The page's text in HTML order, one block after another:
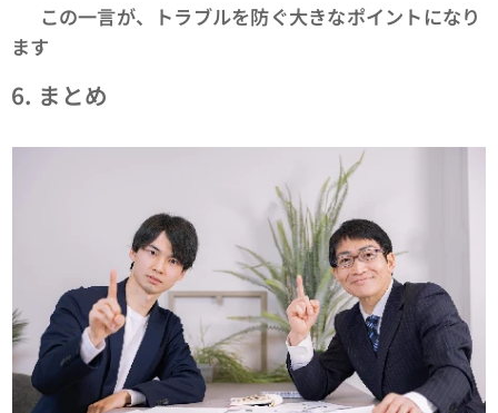
この一言が、トラブルを防ぐ大きなポイントになり
ます
6. まとめ